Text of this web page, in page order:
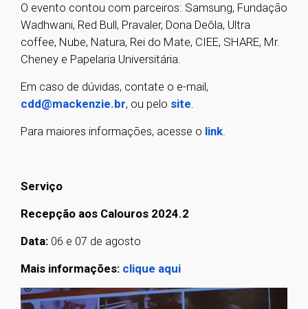
O evento contou com parceiros: Samsung, Fundação
Wadhwani, Red Bull, Pravaler, Dona Deôla, Ultra
coffee, Nube, Natura, Rei do Mate, CIEE, SHARE, Mr.
Cheney e Papelaria Universitária.
Em caso de dúvidas, contate o e-mail,
cdd@mackenzie.br, ou pelo site.
Para maiores informações, acesse o link.
Serviço
Recepção aos Calouros 2024.2
Data: 06 e 07 de agosto
Mais informações: clique aqui